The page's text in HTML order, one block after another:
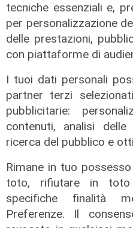
tecniche essenziali e,
per personalizzazione
delle prestazioni,
con piattaforme di
I tuoi dati personali
partner terzi
pubblicitarie:
contenuti, analisi delle
ricerca del pubblico e
Rimane in tuo
toto, rifiutare in toto
specifiche finalità
Preferenze. Il
Le dichiarazioni
Sicurezza a
che l’incontro
il tema
per la
08/08/2026
di Redazione